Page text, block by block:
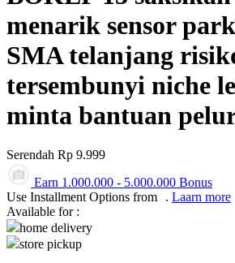
Playgro
Ponycycle
Puma
Pureats
Q
QV Baby
menarik sensor
SMA telanjang
tersembunyi niche
minta bantuan
Serendah Rp 9.999
Earn 1.000.000 - 5.000.000 Bonus
Use Installment Options from
. Laarn more
Available for :
home delivery
store pickup